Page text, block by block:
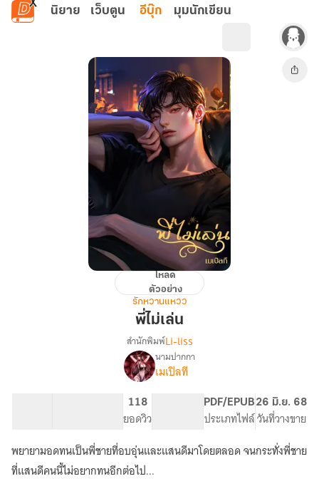
ข้ามไปยังเนื้อหาหลัก
นิยาย เว็บตูน อีบุ๊ก มุมนักเขียน
โหลด
ตัวอย่าง
รักหวานแหวว
พี่ไม่เล่น
เรื่อง
พี่
สำนักพิมพ์Li-liss
นามปากกา
เมเปิลที
118
ยอดวิว
PDF/EPUB
ประเภทไฟล์
26 มิ.ย. 68
วันที่วางขาย
พยายามอดทนเป็นพี่ชายที่อบอุ่นและแสนดีมาโดยตลอด จนกระทั่งพี่ชาย
ที่แสนดีคนนี้ไม่อยากทนอีกต่อไป...